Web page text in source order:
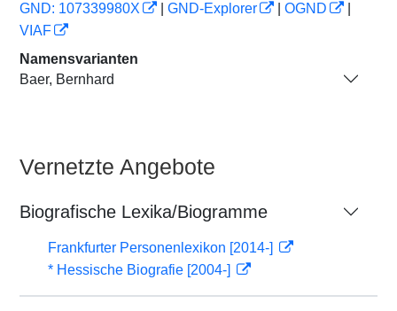
GND: 107339980X
GND-Explorer OGND
VIAF
Namensvarianten
Baer, Bernhard
Vernetzte Angebote
Biografische Lexika/Biogramme
Frankfurter Personenlexikon [2014-]
* Hessische Biografie [2004-]